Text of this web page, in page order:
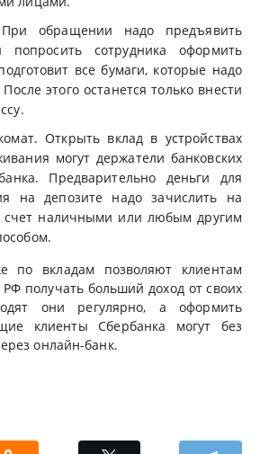
обращении надо предъявить
попросить сотрудника оформить
все бумаги, которые надо
этого останется только внести
Открыть вклад в устройствах
могут держатели банковских
Предварительно деньги для
на депозите надо зачислить на
счет наличными или любым другим
по вкладам позволяют клиентам
получать больший доход от своих
они регулярно, а оформить
клиенты Сбербанка могут без
онлайн-банк.